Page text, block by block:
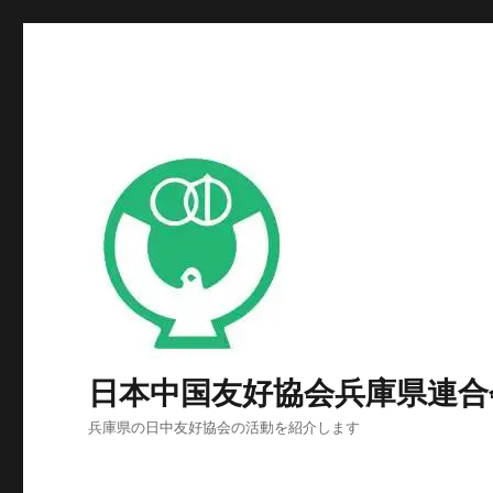
日本中国友好協会兵庫県連
兵庫県の日中友好協会の活動を紹介します